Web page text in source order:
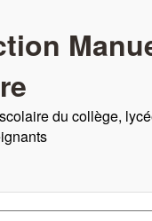
du collège,